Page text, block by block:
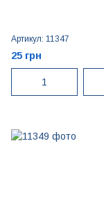
Артикул: 11347
25 грн